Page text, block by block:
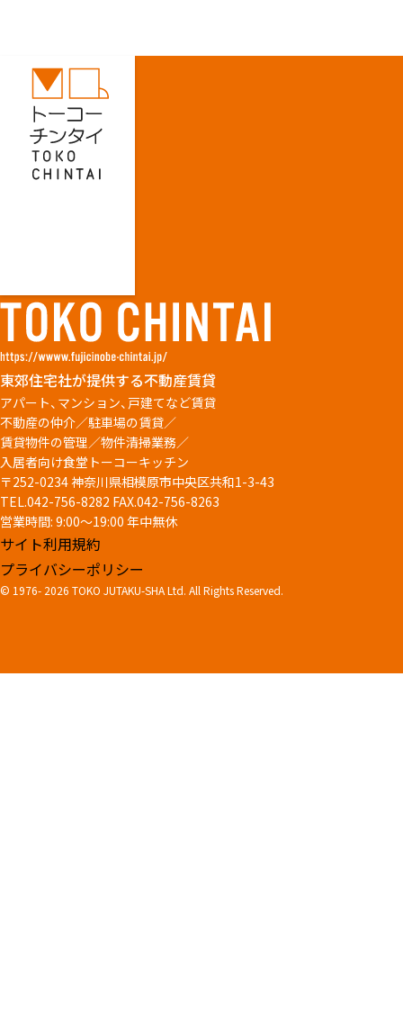
東郊住宅社が提供する不動産賃貸
アパート、マンション、戸建てなど賃貸
不動産の仲介／駐車場の賃貸／
賃貸物件の管理／物件清掃業務／
入居者向け食堂トーコーキッチン
〒252-0234 神奈川県相模原市中央区共和1-3-43
TEL.042-756-8282 FAX.042-756-8263
営業時間: 9:00～19:00 年中無休
サイト利用規約
プライバシーポリシー
© 1976-2026 TOKO JUTAKU-SHA Ltd. All Rights Reserved.